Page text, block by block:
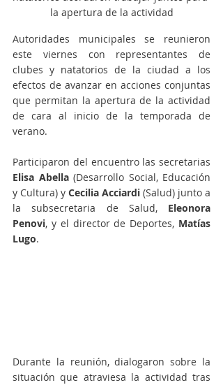
la apertura de la actividad
Autoridades municipales se reunieron
este viernes con representantes de
clubes y natatorios de la ciudad a los
efectos de avanzar en acciones conjuntas
que permitan la apertura de la actividad
de cara al inicio de la temporada de
verano.
Elisa Abella (Desarrollo Social, Educación
y Cultura) y Cecilia Acciardi (Salud) junto a
la subsecretaria de Salud, Eleonora
Penovi, y el director de Deportes, Matías
Lugo.
Durante la reunión, dialogaron sobre la
situación que atraviesa la actividad tras